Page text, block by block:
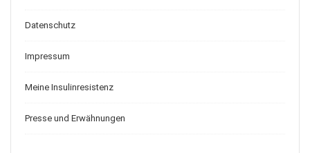
Datenschutz
Impressum
Meine Insulinresistenz
Presse und Erwähnungen